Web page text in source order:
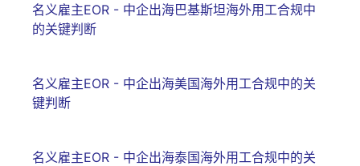
名义雇主EOR - 中企出海巴基斯坦海外用工合规中
的关键判断
名义雇主EOR - 中企出海美国海外用工合规中的关
键判断
名义雇主EOR - 中企出海泰国海外用工合规中的关